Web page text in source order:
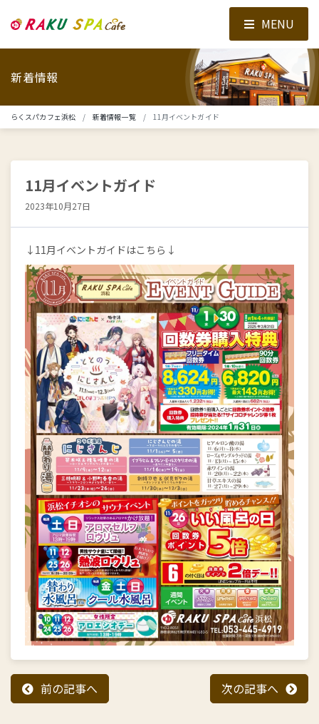
新着情報
らくスパカフェ浜松 新着情報一覧 11月イベントガイド
11月イベントガイド
2023年10月27日
↓11月イベントガイドはこちら↓
前の記事へ 次の記事へ
MENU